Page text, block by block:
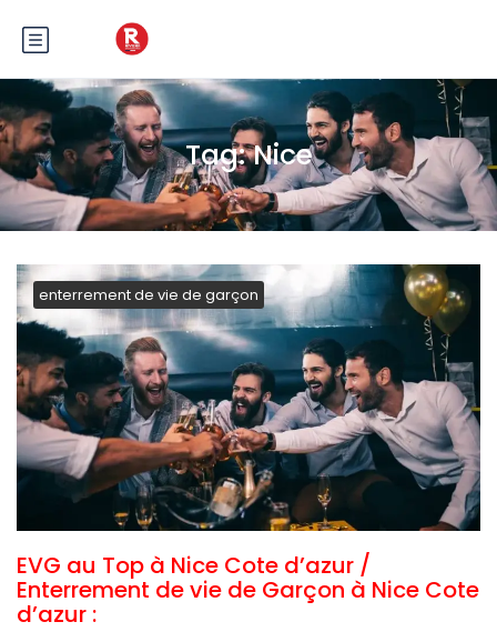
Tag:Nice
enterrement de vie de garçon
EVG au Top à Nice Cote d’azur /
Enterrement de vie de Garçon à Nice Cote
d’azur :